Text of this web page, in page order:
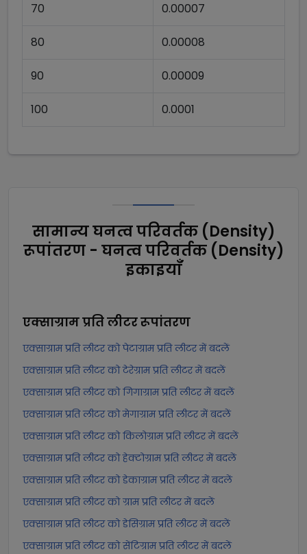
70 0.00007
80 0.00008
90 0.00009
100 0.0001
सामान्य घनत्व परिवर्तक (Density)
रूपांतरण - घनत्व परिवर्तक (Density)
इकाइयाँ
एक्साग्राम प्रति लीटररूपांतरण
एक्साग्राम प्रति लीटर को पेटाग्राम प्रति लीटर में बदलें
एक्साग्राम प्रति लीटर को टेरेग्राम प्रति लीटर में बदलें
एक्साग्राम प्रति लीटर को गिगाग्राम प्रति लीटर में बदलें
एक्साग्राम प्रति लीटर को मेगाग्राम प्रति लीटर में बदलें
एक्साग्राम प्रति लीटर को किलोग्राम प्रति लीटर में बदलें
एक्साग्राम प्रति लीटर को हेक्टोग्राम प्रति लीटर में बदलें
एक्साग्राम प्रति लीटर को डेकाग्राम प्रति लीटर में बदलें
एक्साग्राम प्रति लीटर को ग्राम प्रति लीटर में बदलें
एक्साग्राम प्रति लीटर को डेसिग्राम प्रति लीटर में बदलें
एक्साग्राम प्रति लीटर को सेंटिग्राम प्रति लीटर में बदलें